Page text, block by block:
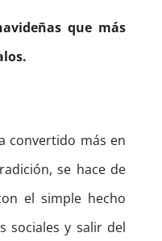
que más
convertido más en
se hace de
el simple hecho
sociales y salir del